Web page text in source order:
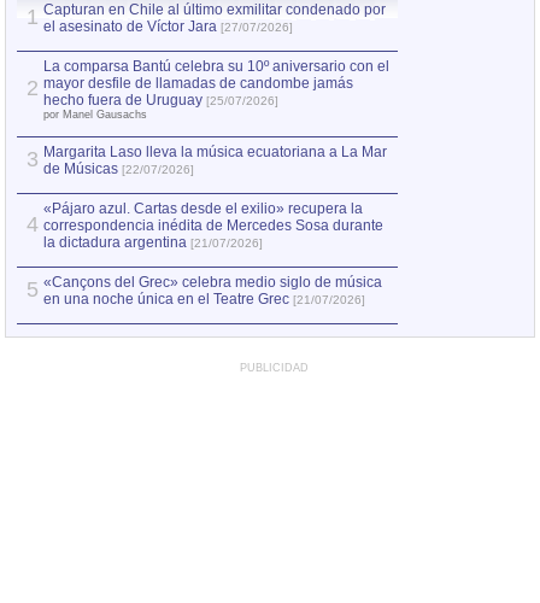
1 Capturan en Chile al último exmilitar condenado por
el asesinato de Víctor Jara [27/07/2026]
2
La comparsa Bantú celebra su 10º aniversario con el
mayor desfile de llamadas de candombe jamás
hecho fuera de Uruguay [25/07/2026]
por Manel Gausachs
3 Margarita Laso lleva la música ecuatoriana a La Mar
de Músicas [22/07/2026]
4
«Pájaro azul. Cartas desde el exilio» recupera la
correspondencia inédita de Mercedes Sosa durante
la dictadura argentina [21/07/2026]
5 «Cançons del Grec» celebra medio siglo de música
en una noche única en el Teatre Grec [21/07/2026]
PUBLICIDAD